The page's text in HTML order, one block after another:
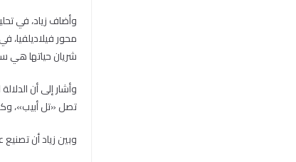
وأضاف زياد، في
محور فيلاديلفيا،
شريان حياتها هي
وأشار إلى أن
تصل «تل أبيب»،
وبين زياد أن